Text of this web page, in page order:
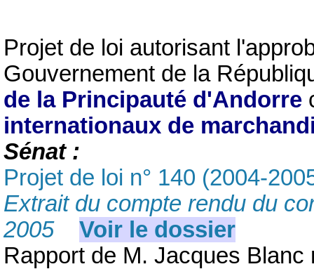
Projet de loi autorisant
Gouvernement de la
de la Principauté d'Andorre
internationaux de
Sénat :
Projet de loi n° 140 (2004-
Extrait du compte rendu du
2005
Voir le dossier
Rapport de M. Jacques Blanc